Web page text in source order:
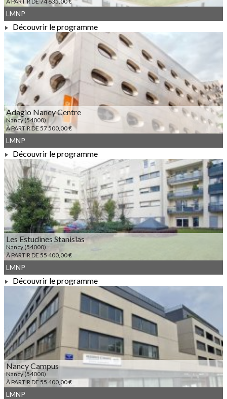
À PARTIR DE 74 635,00 €
LMNP
Découvrir le programme
Adagio Nancy Centre
Nancy (54000)
À PARTIR DE 57 500,00 €
À PARTIR DE 57 500,00 €
LMNP
Découvrir le programme
Les Estudines Stanislas
Nancy (54000)
À PARTIR DE 55 400,00 €
À PARTIR DE 55 400,00 €
LMNP
Découvrir le programme
Nancy Campus
Nancy (54000)
À PARTIR DE 55 400,00 €
LMNP